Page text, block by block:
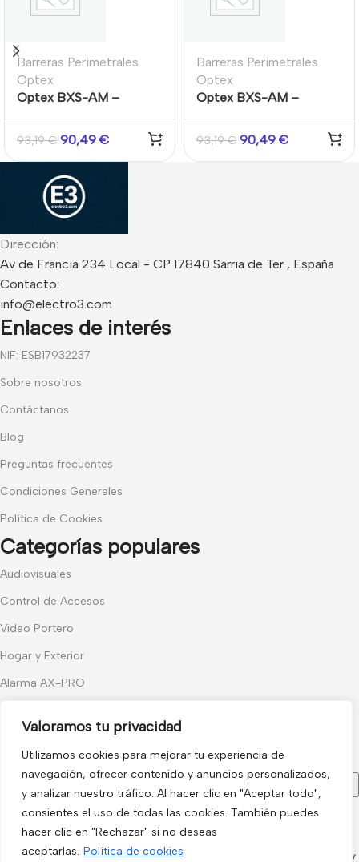
Valoramos tu privacidad
Utilizamos cookies para mejorar tu experiencia de
navegación, ofrecer contenido y anuncios personalizados,
y analizar nuestro tráfico. Al hacer clic en "Aceptar todo",
consientes el uso de todas las cookies. También puedes
hacer clic en "Rechazar" si no deseas
aceptarlas. Política de cookies
Barreras Perimetrales
Optex
Optex BXS-AM –
Detector PIR Dual
Cortina Exterior
Cableado 12m
93,19€ 90,49 €
Barreras Perimetrales
Optex
Optex BXS-AM –
Detector PIR Dual
Cortina Exterior
Cableado 12m
93,19€ 90,49 €
Dirección:
Av de Francia 234 Local - CP 17840 Sarria de Ter , España
Contacto:
info@electro3.com
Enlaces de interés
NIF: ESB17932237
Sobre nosotros
Contáctanos
Blog
Preguntas frecuentes
Condiciones Generales
Política de Cookies
Categorías populares
Audiovisuales
Control de Accesos
Video Portero
Hogar y Exterior
Alarma AX-PRO
Únete a nuestras novedades
Recibe las últimas novedades y promociones.
Usado de acuerdo con nuestraPolítica de privacidad
electro3 ©